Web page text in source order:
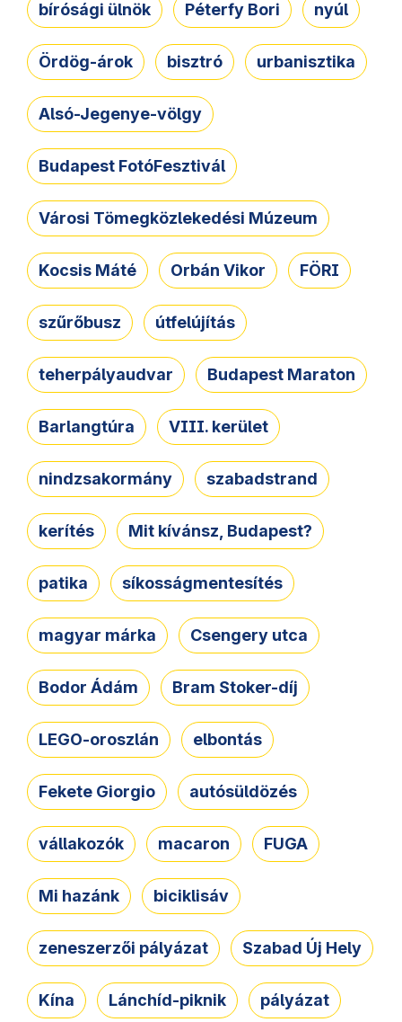
bírósági ülnök Péterfy Bori nyúl
Ördög-árok bisztró urbanisztika
Alsó-Jegenye-völgy
Budapest FotóFesztivál
Városi Tömegközlekedési Múzeum
Kocsis Máté Orbán Vikor FÖRI
szűrőbusz útfelújítás
teherpályaudvar Budapest Maraton
Barlangtúra VIII. kerület
nindzsakormány szabadstrand
kerítés Mit kívánsz, Budapest?
patika síkosságmentesítés
magyar márka Csengery utca
Bodor Ádám Bram Stoker-díj
LEGO-oroszlán elbontás
Fekete Giorgio autósüldözés
vállakozók macaron FUGA
Mi hazánk biciklisáv
zeneszerzői pályázat Szabad Új Hely
Kína Lánchíd-piknik pályázat